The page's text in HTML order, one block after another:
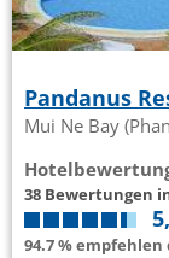
Pandanus
Mui Ne Bay
38 Bewertungen
94.7 % empfehlen